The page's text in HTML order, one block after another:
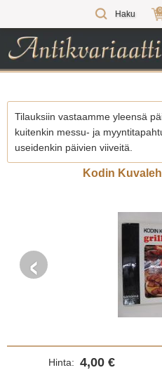
Haku 0
Tilauksiin vastaamme yleensä
kuitenkin messu- ja
useidenkin päivien viiveitä.
Kodin
‹
Hinta: 4,00 €